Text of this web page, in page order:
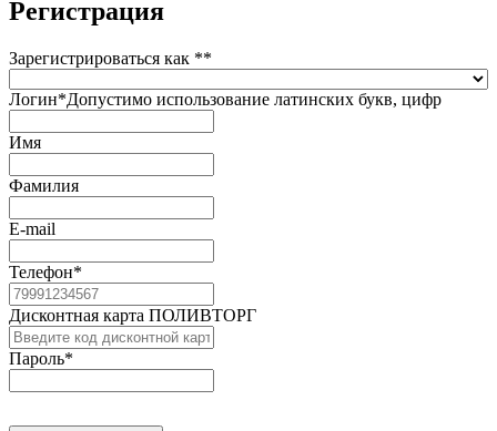
Регистрация
Зарегистрироваться как **
Логин*Допустимо использование латинских букв, цифр
Имя
Фамилия
E-mail
Телефон*
Дисконтная карта ПОЛИВТОРГ
Пароль*